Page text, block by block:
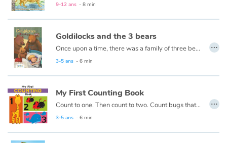
9-12 ans - 8 min
Goldilocks and the 3 bears
Once upon a time, there was a family of three bears living deep in the forest. There was a father bear, a mother bear, and a baby bear. One morning, the bears made porridge and then went for a walk while it cooled. That same morning, a girl named Goldilocks was walking further into the forest than she ever had before.
This book is also available in French:
3-5 ans - 6 min
…
My First Counting Book
Count to one. Then count to two. Count bugs that are red and whales that are blue. This first counting book is made just for you!
3-5 ans - 6 min
…